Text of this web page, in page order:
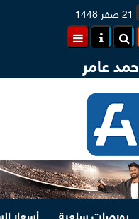
21 صفر 1448
عامر
بورصات سلعية
أسعار